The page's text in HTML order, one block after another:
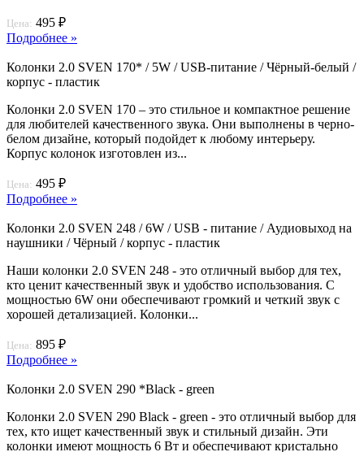
Цена: 495 ₽
Подробнее »
Колонки 2.0 SVEN 170* / 5W / USB-питание / Чёрный-белый /
корпус - пластик
Колонки 2.0 SVEN 170 – это стильное и компактное решение
для любителей качественного звука. Они выполнены в черно-
белом дизайне, который подойдет к любому интерьеру.
Корпус колонок изготовлен из...
Цена: 495 ₽
Подробнее »
Колонки 2.0 SVEN 248 / 6W / USB - питание / Аудиовыход на
наушники / Чёрный / корпус - пластик
Наши колонки 2.0 SVEN 248 - это отличный выбор для тех,
кто ценит качественный звук и удобство использования. С
мощностью 6W они обеспечивают громкий и четкий звук с
хорошей детализацией. Колонки...
Цена: 895 ₽
Подробнее »
Колонки 2.0 SVEN 290 *Black - green
Колонки 2.0 SVEN 290 Black - green - это отличный выбор для
тех, кто ищет качественный звук и стильный дизайн. Эти
колонки имеют мощность 6 Вт и обеспечивают кристально